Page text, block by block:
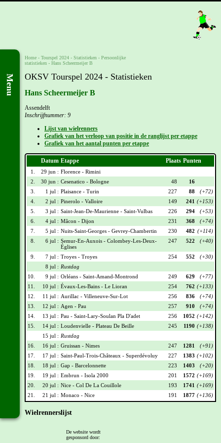
Menu
Home - Tourspel 2024 - Statistieken - Persoonlijke
statistieken - Hans Scheermeijer B
OKSV Tourspel 2024 - Statistieken
Hans Scheermeijer B
Assendelft
Inschrijfnummer: 9
Lijst van wielrenners
Grafiek van het verloop van positie in de ranglijst per etappe
Grafiek van het aantal punten per etappe
Datum Etappe Plaats Punten
1. 29 jun : Florence - Rimini
2.
30 jun : Cesenatico - Bologne 48
16
3.
1 jul : Plaisance - Turin 227 88
(+72)
4.
2 jul : Pinerolo - Valloire 149 241 (+153)
5.
3 jul : Saint-Jean-De-Maurienne - Saint-Vulbas 226 294
(+53)
6.
4 jul : Mâcon - Dijon 231 368
(+74)
7.
5 jul : Nuits-Saint-Georges - Gevrey-Chambertin 230 482 (+114)
8.
6 jul : Semur-En-Auxois - Colombey-Les-Deux-
Églises
247 522 (+40)
9. 7 jul : Troyes - Troyes 254 552
(+30)
8 jul : Rustdag
10.
9 jul : Orléans - Saint-Amand-Montrond 249 629
(+77)
11.
10 jul : Évaux-Les-Bains - Le Lioran 254 762 (+133)
12.
11 jul : Aurillac - Villeneuve-Sur-Lot 256 836
(+74)
13.
12 jul : Agen - Pau 257 910
(+74)
14.
13 jul : Pau - Saint-Lary-Soulan Pla D'adet 256 1052 (+142)
15.
14 jul : Loudenvielle - Plateau De Beille 245 1190 (+138)
15 jul : Rustdag
16.
16 jul : Gruissan - Nimes 247 1281
(+91)
17.
17 jul : Saint-Paul-Trois-Châteaux - Superdévoluy 227 1383 (+102)
18.
18 jul : Gap - Barcelonnette 223 1403
(+20)
19.
19 jul : Embrun - Isola 2000 201 1572 (+169)
20.
20 jul : Nice - Col De La Couillole 193 1741 (+169)
21.
21 jul : Monaco - Nice 191 1877 (+136)
Wielrennerslijst
Jonas Vingegaard
De website wordt
gesponsord door: